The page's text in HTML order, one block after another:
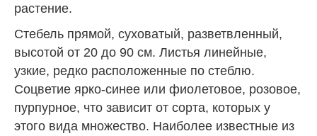
растение.
Стебель прямой, суховатый, разветвленный,
высотой от 20 до 90 см. Листья линейные,
узкие, редко расположенные по стеблю.
Соцветие ярко-синее или фиолетовое, розовое,
пурпурное, что зависит от сорта, которых у
этого вида множество. Наиболее известные из